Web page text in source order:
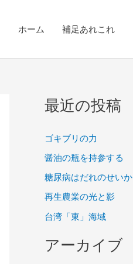
ホーム 補足あれこれ
最近の投稿
ゴキブリの力
醤油の瓶を持参する
糖尿病はだれのせいか
再生農業の光と影
台湾「東」海域
アーカイブ